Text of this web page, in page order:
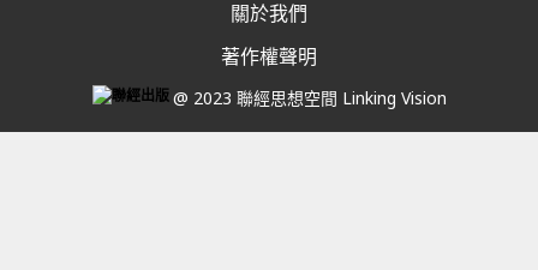
關於我們
著作權聲明
@ 2023 聯經思想空間 Linking Vision